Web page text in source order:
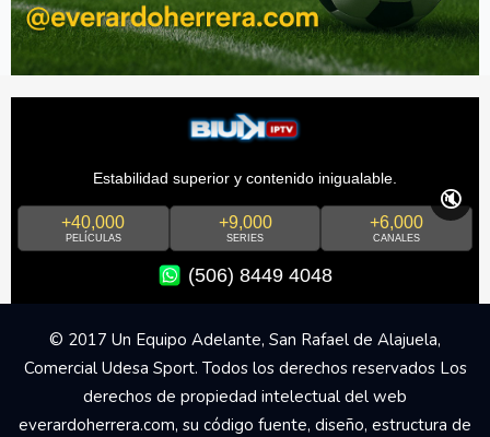
Estabilidad superior y contenido inigualable.
+40,000
PELÍCULAS
+9,000
SERIES
+6,000
CANALES
(506) 8449 4048
🔇
© 2017 Un Equipo Adelante, San Rafael de Alajuela,
Comercial Udesa Sport. Todos los derechos reservados Los
derechos de propiedad intelectual del web
everardoherrera.com, su código fuente, diseño, estructura de